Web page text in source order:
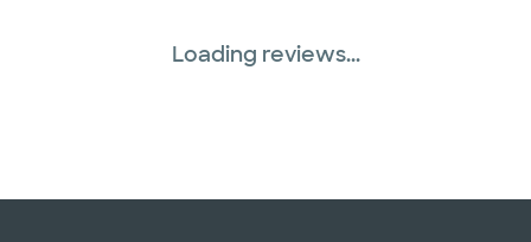
Loading reviews...